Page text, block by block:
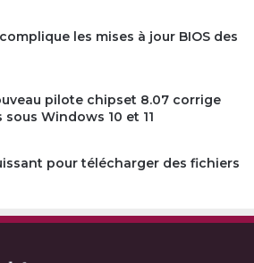
les mises à jour BIOS des
pilote chipset 8.07 corrige
Windows 10 et 11
pour télécharger des fichiers